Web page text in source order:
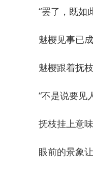
“罢了，既如
魅樱见事已成
魅樱跟着抚枝
“不是说要见人
抚枝挂上意味
眼前的景象让